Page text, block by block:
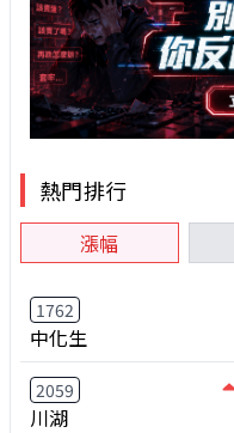
熱門排行
漲幅
1762
中化生
2059
川湖